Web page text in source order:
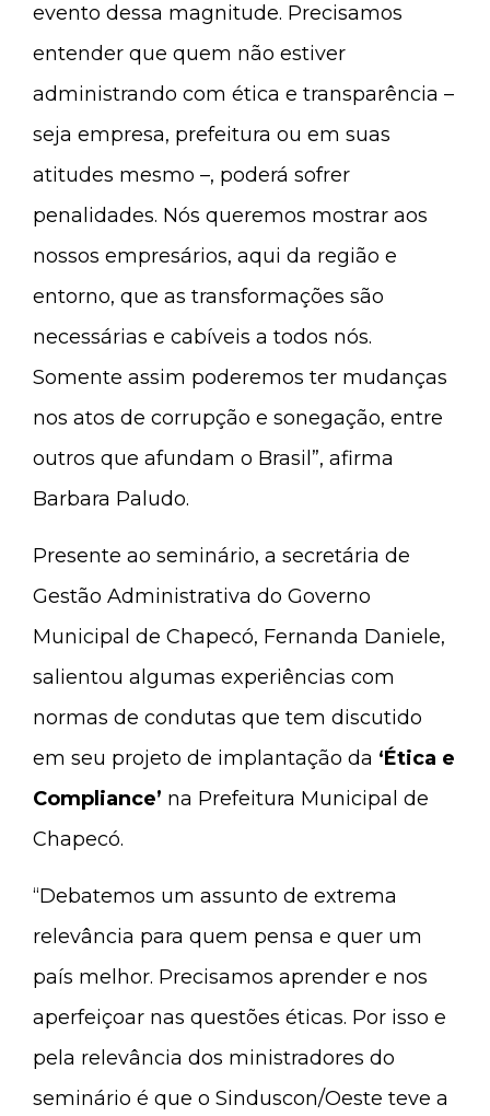
evento dessa magnitude. Precisamos
entender que quem não estiver
administrando com ética e transparência –
seja empresa, prefeitura ou em suas
atitudes mesmo –, poderá sofrer
penalidades. Nós queremos mostrar aos
nossos empresários, aqui da região e
entorno, que as transformações são
necessárias e cabíveis a todos nós.
Somente assim poderemos ter mudanças
nos atos de corrupção e sonegação, entre
outros que afundam o Brasil”, afirma
Barbara Paludo.
Presente ao seminário, a secretária de
Gestão Administrativa do Governo
Municipal de Chapecó, Fernanda Daniele,
salientou algumas experiências com
normas de condutas que tem discutido
em seu projeto de implantação da ‘Ética e
Compliance’ na Prefeitura Municipal de
Chapecó.
“Debatemos um assunto de extrema
relevância para quem pensa e quer um
país melhor. Precisamos aprender e nos
aperfeiçoar nas questões éticas. Por isso e
pela relevância dos ministradores do
seminário é que o Sinduscon/Oeste teve a